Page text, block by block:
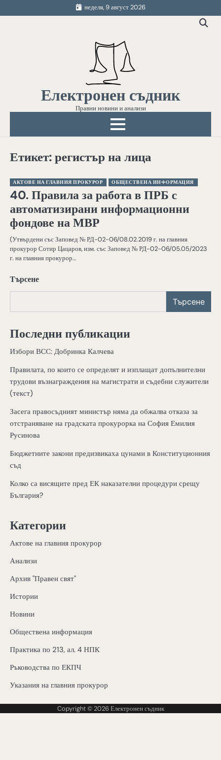
to
неделя, 9 август 2026
Електронен съдник
Правни новини и анализи
Етикет:регистър на лица
АКТОВЕ НА ГЛАВНИЯ ПРОКУРОР ОБЩЕСТВЕНА ИНФОРМАЦИЯ
40. Правила за работа в ПРБ с
автоматизирани информационни
фондове на МВР
(Утвърдени със Заповед № РД-02-06/08.02.2019 г. на главния
прокурор Сотир Цацаров, изм. със Заповед № РД-02-06/05.05/2023
г. на главния прокурор…
Търсене
Търсене
Последни публикации
Избори ВСС: Добринка Калчева
Правилата, по които се определят и изплащат допълнителни
трудови възнаграждения на магистрати и съдебни служители
(текст)
Засега правосъдният министър няма да обжалва отказа за
отстраняване на градската прокурорка на София Емилия
Русинова
Бюджетните закони предизвикаха цунами в Конституционния
съд
Колко са висящите пред ЕК наказателни процедури срещу
България?
Категории
Актове на главния прокурор
Анализи
Архив "Правен свят"
Истории
Новини
Обществена информация
Практика по 213, ал. 4 НПК
Ръководства по ЕКПЧ
Указания на главния прокурор
Copyright © 2026Електронен съдник